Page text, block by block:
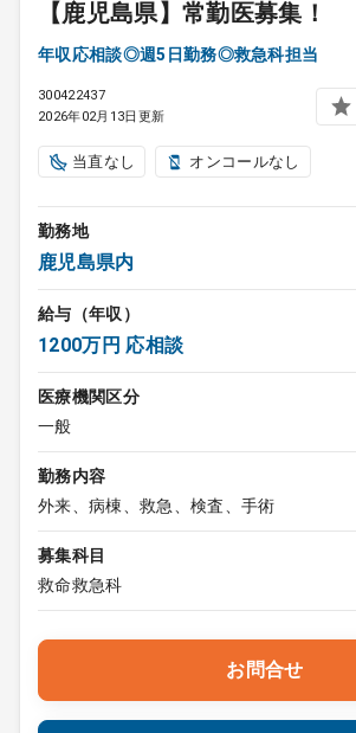
【鹿児島県】常勤医募集！
年収応相談◎週5日勤務◎救急科担当
300422437
2026年02月13日更新
当直なし オンコールなし
勤務地
鹿児島県内
給与（年収）
1200万円 応相談
医療機関区分
一般
勤務内容
外来、病棟、救急、検査、手術
募集科目
救命救急科
お問合せ